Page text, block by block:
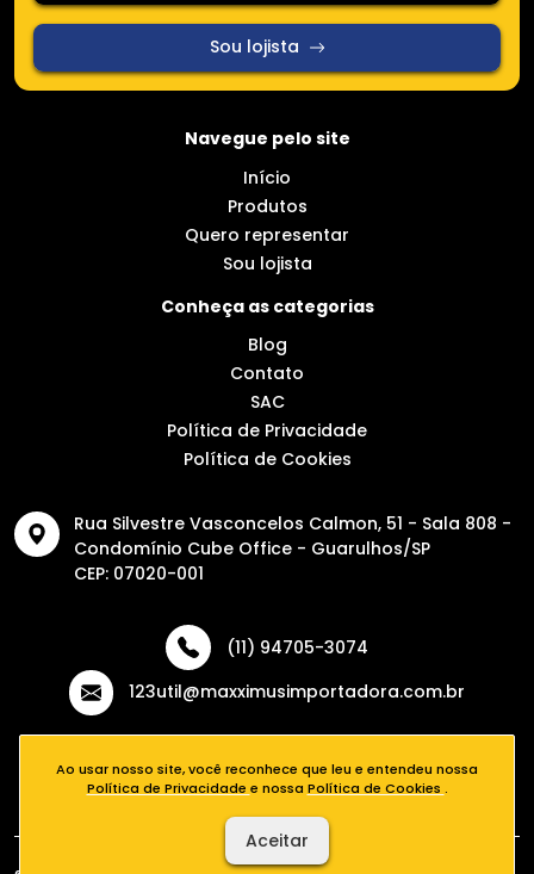
SAC
Política de Privacidade
Política de Cookies
Rua Silvestre Vasconcelos Calmon, 51 - Sala 808 -
(11) 94705-3074
123util@maxximusimportadora.com.br
Agência Kombi
Ao usar nosso site, você reconhece que leu e entendeu nossa
Política de Privacidade e nossa Política de Cookies .
Aceitar